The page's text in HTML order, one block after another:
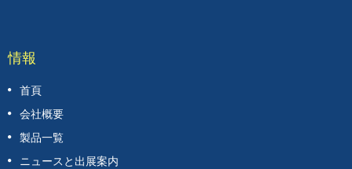
情報
首頁
会社概要
製品一覧
ニュースと出展案内